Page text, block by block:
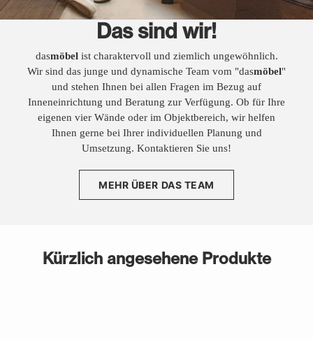
Das sind wir!
dasmöbelist charaktervoll und ziemlich ungewöhnlich.
Wir sind das junge und dynamische Team vom "dasmöbel"
und stehen Ihnen bei allen Fragen im Bezug auf
Inneneinrichtung und Beratung zur Verfügung. Ob für Ihre
eigenen vier Wände oder im Objektbereich, wir helfen
Ihnen gerne bei Ihrer individuellen Planung und
Umsetzung. Kontaktieren Sie uns!
MEHR ÜBER DAS TEAM
Kürzlich angesehene Produkte